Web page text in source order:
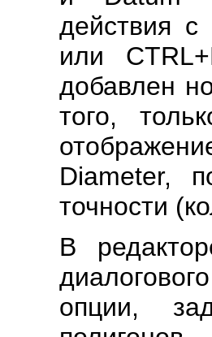
действия
или
добавлен
того,
Diameter,
точности
В
опции,